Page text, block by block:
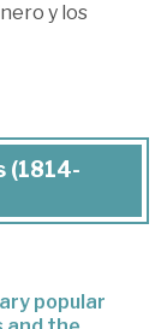
y los
(1814-
popular